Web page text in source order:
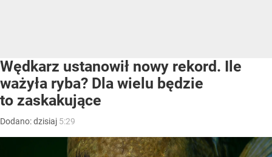
Wędkarz ustanowił nowy rekord. Ile
ważyła ryba? Dla wielu będzie
to zaskakujące
Dodano:dzisiaj 5:29